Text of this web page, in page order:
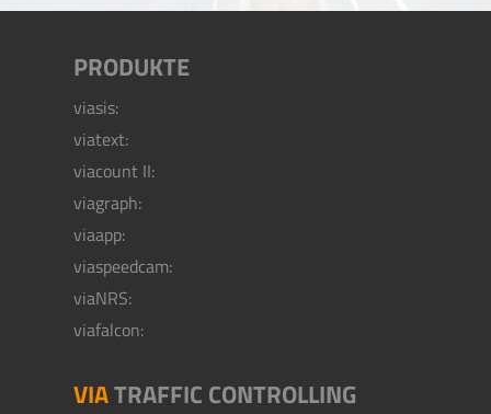
PRODUKTE
viasis:
viatext:
viacount II:
viagraph:
viaapp:
viaspeedcam:
viaNRS:
viafalcon:
VIATRAFFIC CONTROLLING